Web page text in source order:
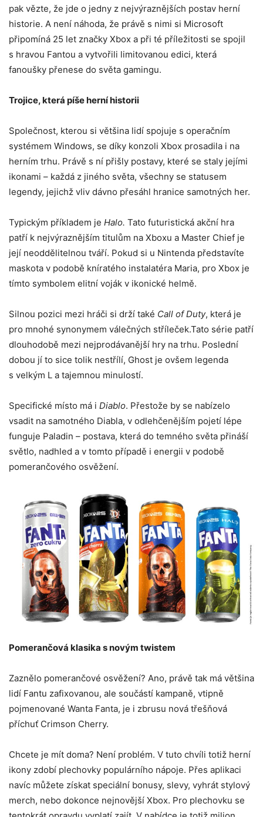
pak vězte, že jde o jedny z nejvýraznějších postav herní
historie. A není náhoda, že právě s nimi si Microsoft
připomíná 25 let značky Xbox a při té příležitosti se spojil
s hravou Fantou a vytvořili limitovanou edici, která
fanoušky přenese do světa gamingu.
Trojice, která píše herní historii
Společnost, kterou si většina lidí spojuje s operačním
systémem Windows, se díky konzoli Xbox prosadila i na
herním trhu. Právě s ní přišly postavy, které se staly jejími
ikonami – každá z jiného světa, všechny se statusem
legendy, jejichž vliv dávno přesáhl hranice samotných her.
Typickým příkladem je Halo. Tato futuristická akční hra
patří k nejvýraznějším titulům na Xboxu a Master Chief je
její neoddělitelnou tváří. Pokud si u Nintenda představíte
maskota v podobě kníratého instalatéra Maria, pro Xbox je
tímto symbolem elitní voják v ikonické helmě.
Silnou pozici mezi hráči si drží také Call of Duty, která je
pro mnohé synonymem válečných stříleček.Tato série patří
dlouhodobě mezi nejprodávanější hry na trhu. Poslední
dobou jí to sice tolik nestřílí, Ghost je ovšem legenda
s velkým L a tajemnou minulostí.
Specifické místo má i Diablo. Přestože by se nabízelo
vsadit na samotného Diabla, v odlehčenějším pojetí lépe
funguje Paladin – postava, která do temného světa přináší
světlo, nadhled a v tomto případě i energii v podobě
pomerančového osvěžení.
Pomerančová klasika s novým twistem
Zaznělo pomerančové osvěžení? Ano, právě tak má většina
lidí Fantu zafixovanou, ale součástí kampaně, vtipně
pojmenované Wanta Fanta, je i zbrusu nová třešňová
příchuť Crimson Cherry.
Chcete je mít doma? Není problém. V tuto chvíli totiž herní
ikony zdobí plechovky populárního nápoje. Přes aplikaci
navíc můžete získat speciální bonusy, slevy, vyhrát stylový
merch, nebo dokonce nejnovější Xbox. Pro plechovku se